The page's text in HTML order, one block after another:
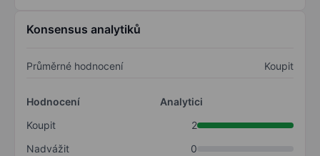
Konsensus analytiků
Průměrné hodnocení Koupit
Hodnocení
Analytici
Koupit
2
Nadvážit
0